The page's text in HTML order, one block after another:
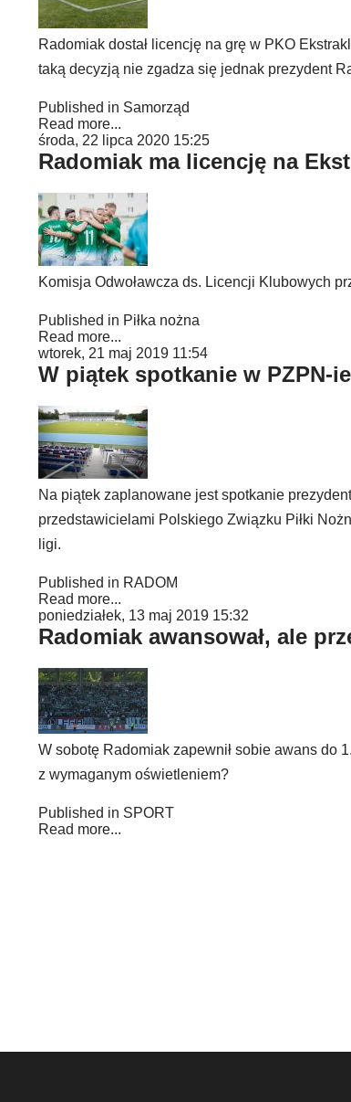
Radomiak dostał licencję na grę w PKO
taką decyzją nie zgadza się jednak prezydent
Published in Samorząd
Read more...
środa, 22 lipca 2020 15:25
Radomiak ma licencję na
Komisja Odwoławcza ds. Licencji Klubowych
Published in Piłka nożna
Read more...
wtorek, 21 maj 2019 11:54
W piątek spotkanie w PZPN-
Na piątek zaplanowane jest spotkanie
przedstawicielami Polskiego Związku Piłki
ligi.
Published in RADOM
Read more...
poniedziałek, 13 maj 2019 15:32
Radomiak awansował, ale
W sobotę Radomiak zapewnił sobie awans do
z wymaganym oświetleniem?
Published in SPORT
Read more...